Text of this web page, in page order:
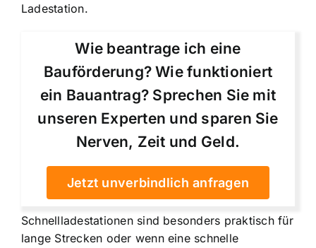
Ladestation.
Wie beantrage ich eine
Bauförderung? Wie funktioniert
ein Bauantrag? Sprechen Sie mit
unseren Experten und sparen Sie
Nerven, Zeit und Geld.
Jetzt unverbindlich anfragen
Schnellladestationen sind besonders praktisch für
lange Strecken oder wenn eine schnelle